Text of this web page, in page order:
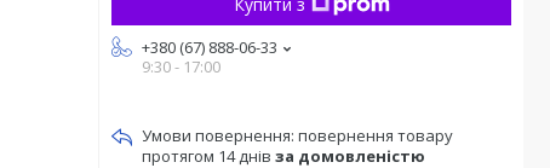
+380 (67) 888-06-33
9:30 - 17:00
повернення товару
протягом 14 днів за домовленістю